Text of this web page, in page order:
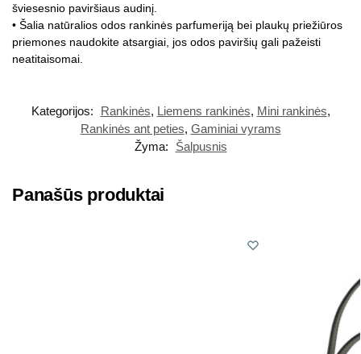
šviesesnio paviršiaus audinį.
• Šalia natūralios odos rankinės parfumeriją bei plaukų priežiūros
priemones naudokite atsargiai, jos odos paviršių gali pažeisti
neatitaisomai.
Kategorijos: Rankinės, Liemens rankinės, Mini rankinės,
Rankinės ant peties, Gaminiai vyrams
Žyma:
Šalpusnis
Panašūs produktai